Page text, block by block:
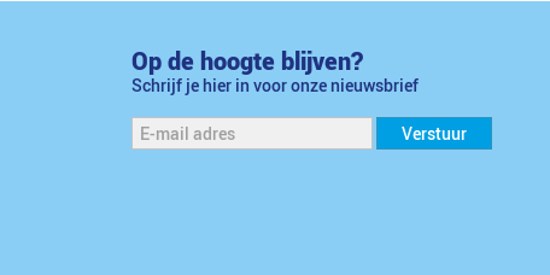
Op de hoogte blijven?
Schrijf je hier in voor onze nieuwsbrief